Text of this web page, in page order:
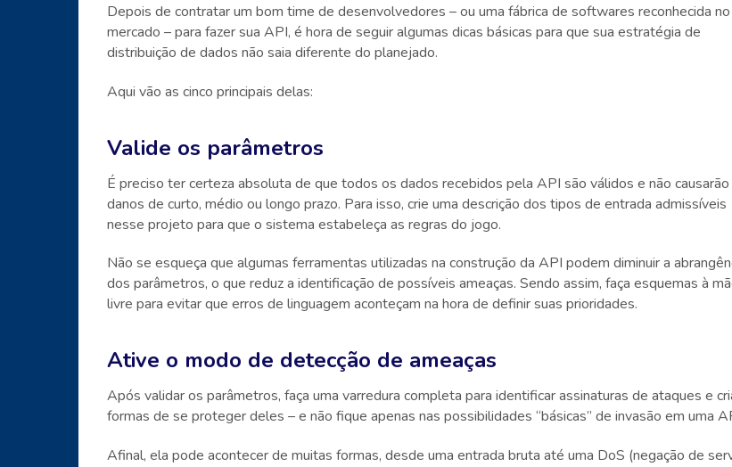
Depois de contratar um bom time de desenvolvedores – ou uma fábrica de softwares reconhecida no
mercado – para fazer sua API, é hora de seguir algumas dicas básicas para que sua estratégia de
distribuição de dados não saia diferente do planejado.
Aqui vão as cinco principais delas:
Valide os parâmetros
É preciso ter certeza absoluta de que todos os dados recebidos pela API são válidos e não causarão
danos de curto, médio ou longo prazo. Para isso, crie uma descrição dos tipos de entrada admissíveis
nesse projeto para que o sistema estabeleça as regras do jogo.
Não se esqueça que algumas ferramentas utilizadas na construção da API podem diminuir a
dos parâmetros, o que reduz a identificação de possíveis ameaças. Sendo assim, faça esquemas à
livre para evitar que erros de linguagem aconteçam na hora de definir suas prioridades.
Ative o modo de detecção de ameaças
Após validar os parâmetros, faça uma varredura completa para identificar assinaturas de ataques e
formas de se proteger deles – e não fique apenas nas possibilidades “básicas” de invasão em uma
Afinal, ela pode acontecer de muitas formas, desde uma entrada bruta até uma DoS (negação de